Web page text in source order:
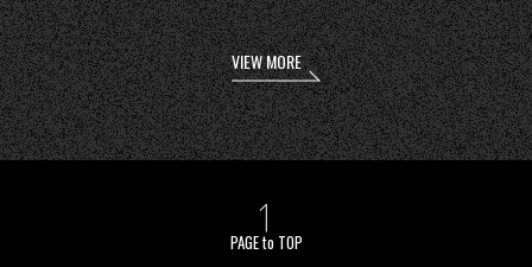
VIEW MORE
PAGE to TOP